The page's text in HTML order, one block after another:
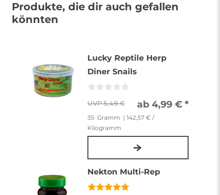
Produkte, die dir auch gefallen
könnten
Lucky Reptile Herp
Diner Snails
5,49 € ab 4,99 € *
35 Gramm | 142,57 € /
Kilogramm
Nekton Multi-Rep